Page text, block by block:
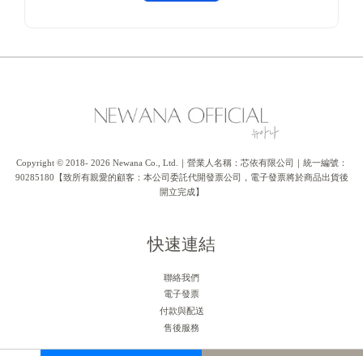
Copyright © 2018- 2026 Newana Co., Ltd.｜營業人名稱：芯依有限公司｜統一編號：
90285180【致所有親愛的顧客：本公司委託代開發票公司，電子發票將於商品出貨後
開立完成】
快速連結
聯絡我們
電子發票
付款與配送
售後服務